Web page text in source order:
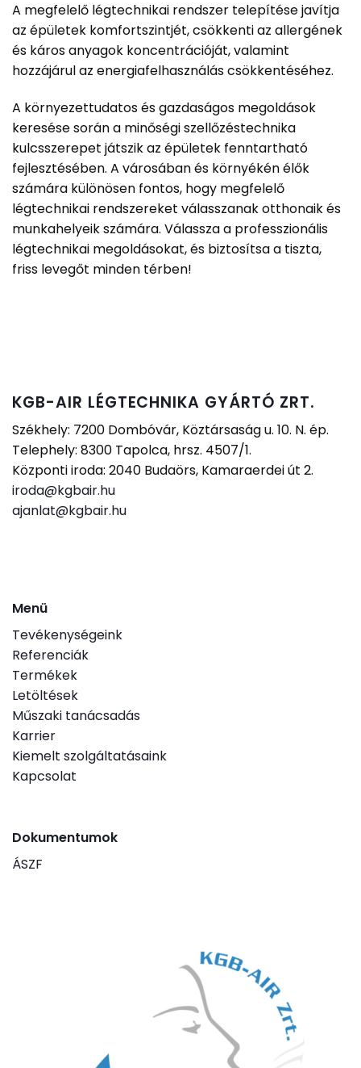
A megfelelő légtechnikai rendszer telepítése javítja
az épületek komfortszintjét, csökkenti az allergének
és káros anyagok koncentrációját, valamint
hozzájárul az energiafelhasználás csökkentéséhez.
A környezettudatos és gazdaságos megoldások
keresése során a minőségi szellőzéstechnika
kulcsszerepet játszik az épületek fenntartható
fejlesztésében. A városában és környékén élők
számára különösen fontos, hogy megfelelő
légtechnikai rendszereket válasszanak otthonaik és
munkahelyeik számára. Válassza a professzionális
légtechnikai megoldásokat, és biztosítsa a tiszta,
friss levegőt minden térben!
KGB-AIR LÉGTECHNIKA GYÁRTÓ ZRT.
Székhely: 7200 Dombóvár, Köztársaság u. 10. N. ép.
Telephely: 8300 Tapolca, hrsz. 4507/1.
Központi iroda: 2040 Budaörs, Kamaraerdei út 2.
iroda@kgbair.hu
ajanlat@kgbair.hu
Menü
Tevékenységeink
Referenciák
Termékek
Letöltések
Műszaki tanácsadás
Karrier
Kiemelt szolgáltatásaink
Kapcsolat
Dokumentumok
ÁSZF